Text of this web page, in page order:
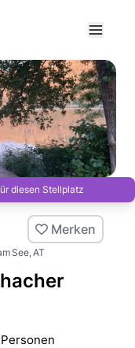
diesen Stellplatz
See, AT
Merken